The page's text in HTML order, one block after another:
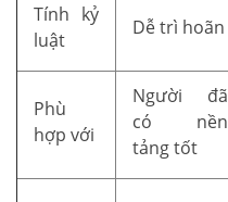
Tính kỷ
luật
Dễ trì hoãn
Phù
hợp với
Người đã
có nền
tảng tốt